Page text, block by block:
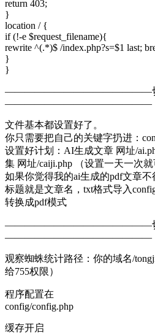
return 403;
}
location / {
if (!-e $request_filename){
rewrite ^(.*)$ /index.php?s=$1 last;
}
}
———————————————切
———————————————
文件基本都设置好了。
你只需要把自己的关键字扔进：
设置好计划：AI生成文章 网址/
集 网址/caiji.php （设置一天一次就
如果你觉得我的ai生成的pdf文章
标题就是文章名，txt格式导入
转换成pdf模式
———————————————切
———————————————
观察蜘蛛统计路径：你的域名/
给755权限）
程序配置在
config/config.php
缓存开启